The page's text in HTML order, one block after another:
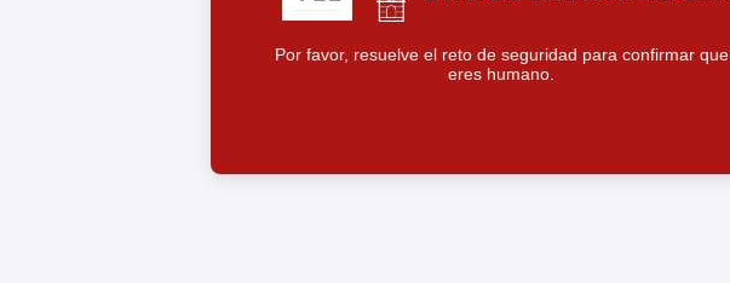
Por favor, resuelve el reto de seguridad para confirmar que
eres humano.